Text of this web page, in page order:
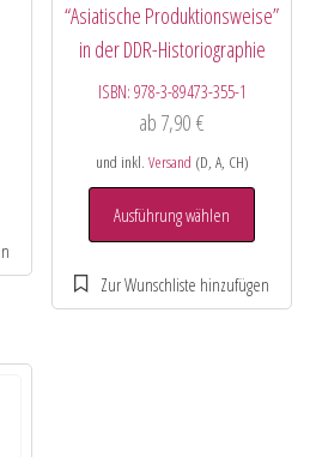
“Asiatische Produktionsweise”
in der DDR-Historiographie
ISBN: 978-3-89473-355-1
ab 7,90€
und inkl. Versand (D, A, CH)
Ausführung wählen